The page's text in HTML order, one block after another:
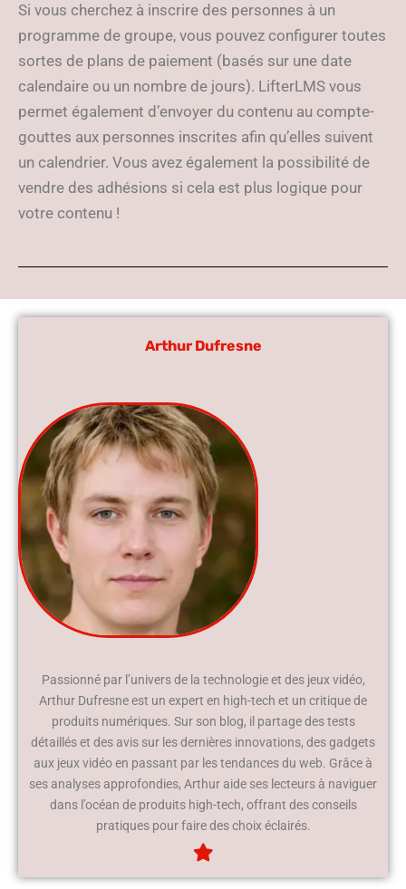
Si vous cherchez à inscrire des personnes à un
programme de groupe, vous pouvez configurer toutes
sortes de plans de paiement (basés sur une date
calendaire ou un nombre de jours). LifterLMS vous
permet également d’envoyer du contenu au compte-
gouttes aux personnes inscrites afin qu’elles suivent
un calendrier. Vous avez également la possibilité de
vendre des adhésions si cela est plus logique pour
votre contenu !
Arthur Dufresne
Passionné par l’univers de la technologie et des jeux vidéo,
Arthur Dufresne est un expert en high-tech et un critique de
produits numériques. Sur son blog, il partage des tests
détaillés et des avis sur les dernières innovations, des gadgets
aux jeux vidéo en passant par les tendances du web. Grâce à
ses analyses approfondies, Arthur aide ses lecteurs à naviguer
dans l’océan de produits high-tech, offrant des conseils
pratiques pour faire des choix éclairés.